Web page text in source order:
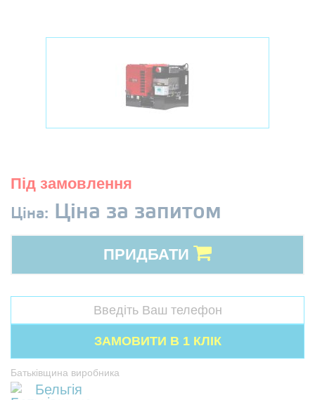
Під замовлення
Ціна: Ціна за запитом
ПРИДБАТИ
Батьківщина виробника
Бельгія